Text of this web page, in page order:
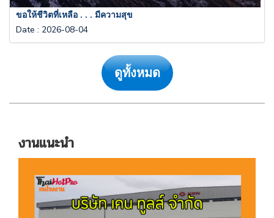
ขอให้ชีวิตที่เหลือ . . . มีความสุข
Date : 2026-08-04
ดูทั้งหมด
งานแนะนำ